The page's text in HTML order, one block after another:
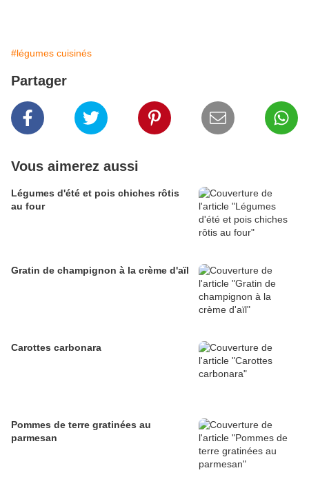
#légumes cuisinés
Partager
Vous aimerez aussi
Légumes d'été et pois chiches rôtis
au four
Gratin de champignon à la crème d'aïl
Carottes carbonara
Pommes de terre gratinées au
parmesan